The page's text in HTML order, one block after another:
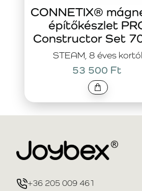
STEAM, 8 éves kortól
CONNETIX®
építőkészlet
Constructor Set
53 500 Ft
+36 205 009 461